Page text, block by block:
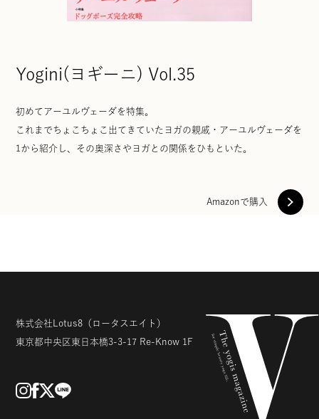
Yogini(ヨギーニ) Vol.35
初めてアーユルヴェーダを特集。
これまでちょこちょこ出てきていたヨガの親戚・アーユルヴェーダを
1から紹介し、その奥深さやヨガとの関係をひもといた。
Amazonで購入
株式会社Lotus8 （ロータスエイト）
東京都中央区東日本橋3-3-17 Re-Know 1F